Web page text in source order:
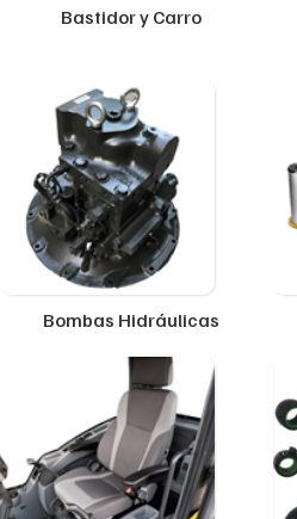
Bastidor y Carro
Bombas Hidráulicas